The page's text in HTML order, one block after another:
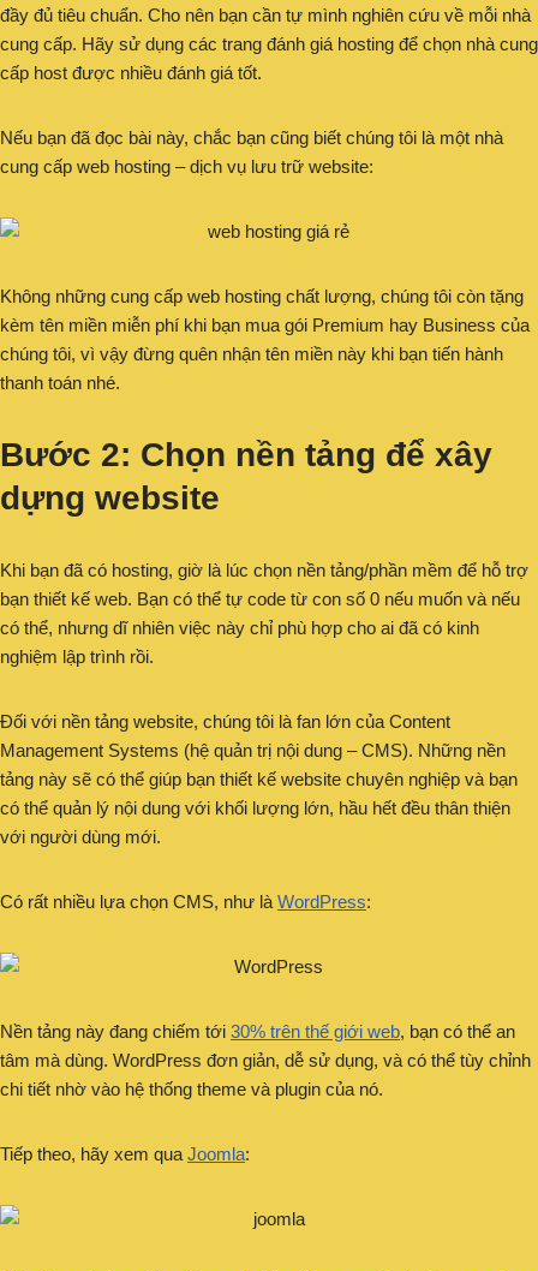
đầy đủ tiêu chuẩn. Cho nên bạn cần tự mình nghiên cứu về mỗi nhà
cung cấp. Hãy sử dụng các trang đánh giá hosting để chọn nhà cung
cấp host được nhiều đánh giá tốt.
Nếu bạn đã đọc bài này, chắc bạn cũng biết chúng tôi là một nhà
cung cấp web hosting – dịch vụ lưu trữ website:
Không những cung cấp web hosting chất lượng, chúng tôi còn tặng
kèm tên miền miễn phí khi bạn mua gói Premium hay Business của
chúng tôi, vì vậy đừng quên nhận tên miền này khi bạn tiến hành
thanh toán nhé.
Bước 2: Chọn nền tảng để xây
dựng website
Khi bạn đã có hosting, giờ là lúc chọn nền tảng/phần mềm để hỗ trợ
bạn thiết kế web. Bạn có thể tự code từ con số 0 nếu muốn và nếu
có thể, nhưng dĩ nhiên việc này chỉ phù hợp cho ai đã có kinh
nghiệm lập trình rồi.
Đối với nền tảng website, chúng tôi là fan lớn của Content
Management Systems (hệ quản trị nội dung – CMS). Những nền
tảng này sẽ có thể giúp bạn thiết kế website chuyên nghiệp và bạn
có thể quản lý nội dung với khối lượng lớn, hầu hết đều thân thiện
với người dùng mới.
Có rất nhiều lựa chọn CMS, như là WordPress:
Nền tảng này đang chiếm tới 30% trên thế giới web, bạn có thể an
tâm mà dùng. WordPress đơn giản, dễ sử dụng, và có thể tùy chỉnh
chi tiết nhờ vào hệ thống theme và plugin của nó.
Tiếp theo, hãy xem qua Joomla: